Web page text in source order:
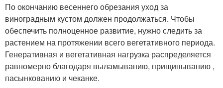
По окончанию весеннего обрезания уход за
виноградным кустом должен продолжаться. Чтобы
обеспечить полноценное развитие, нужно следить за
растением на протяжении всего вегетативного периода.
Генеративная и вегетативная нагрузка распределяется
равномерно благодаря выламыванию, прищипыванию ,
пасынкованию и чеканке.